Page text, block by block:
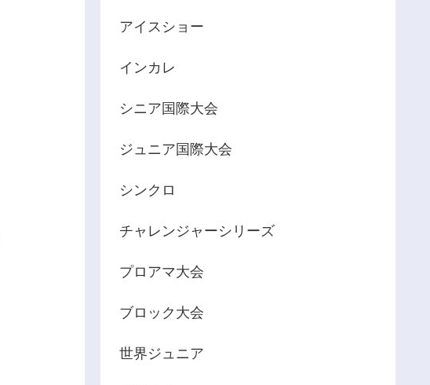
アイスショー
インカレ
シニア国際大会
ジュニア国際大会
シンクロ
チャレンジャーシリーズ
プロアマ大会
ブロック大会
世界ジュニア